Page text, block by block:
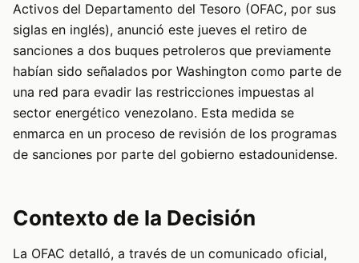
Activos del Departamento del Tesoro (OFAC, por sus
siglas en inglés), anunció este jueves el retiro de
sanciones a dos buques petroleros que previamente
habían sido señalados por Washington como parte de
una red para evadir las restricciones impuestas al
sector energético venezolano. Esta medida se
enmarca en un proceso de revisión de los programas
de sanciones por parte del gobierno estadounidense.
Contexto de la Decisión
La OFAC detalló, a través de un comunicado oficial,